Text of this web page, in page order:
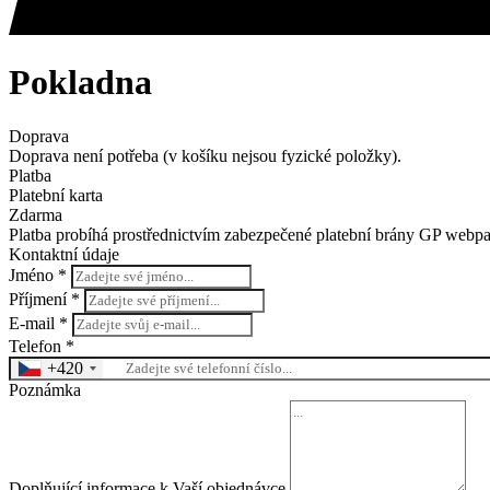
Pokladna
Doprava
Doprava není potřeba (v košíku nejsou fyzické položky).
Platba
Platební karta
Zdarma
Platba probíhá prostřednictvím zabezpečené platební brány GP
Kontaktní údaje
Jméno *
Příjmení *
E-mail *
Telefon *
+420
Poznámka